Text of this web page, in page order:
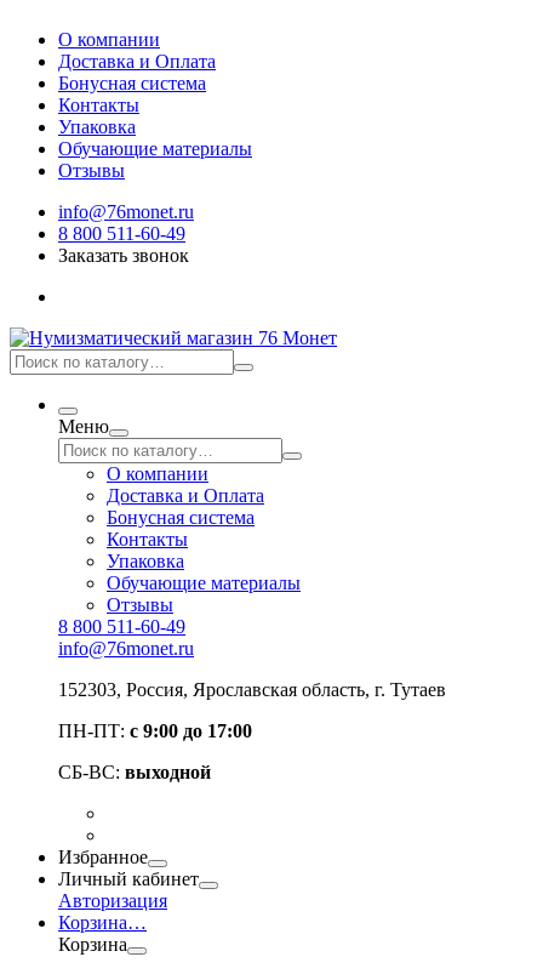
О компании
Доставка и Оплата
Бонусная система
Контакты
Упаковка
Обучающие материалы
Отзывы
info@76monet.ru
8 800 511-60-49
Заказать звонок
Меню
О компании
Доставка и Оплата
Бонусная система
Контакты
Упаковка
Обучающие материалы
Отзывы
8 800 511-60-49
info@76monet.ru
152303, Россия, Ярославская область, г. Тутаев
ПН-ПТ: с 9:00 до 17:00
СБ-ВС: выходной
Избранное
Личный кабинет
Авторизация
Корзина…
Корзина